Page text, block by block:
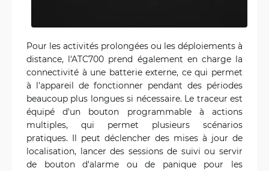
Pour les activités prolongées ou les déploiements à
distance, l'ATC700 prend également en charge la
connectivité à une batterie externe, ce qui permet
à l'appareil de fonctionner pendant des périodes
beaucoup plus longues si nécessaire. Le traceur est
équipé d'un bouton programmable à actions
multiples, qui permet plusieurs scénarios
pratiques. Il peut déclencher des mises à jour de
localisation, lancer des sessions de suivi ou servir
de bouton d'alarme ou de panique pour les